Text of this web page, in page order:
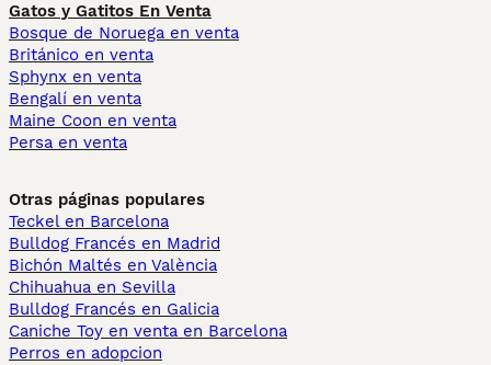
Gatos y Gatitos En Venta
Bosque de Noruega en venta
Británico en venta
Sphynx en venta
Bengalí en venta
Maine Coon en venta
Persa en venta
Otras páginas populares
Teckel en Barcelona
Bulldog Francés en Madrid
Bichón Maltés en València
Chihuahua en Sevilla
Bulldog Francés en Galicia
Caniche Toy en venta en Barcelona
Perros en adopcion